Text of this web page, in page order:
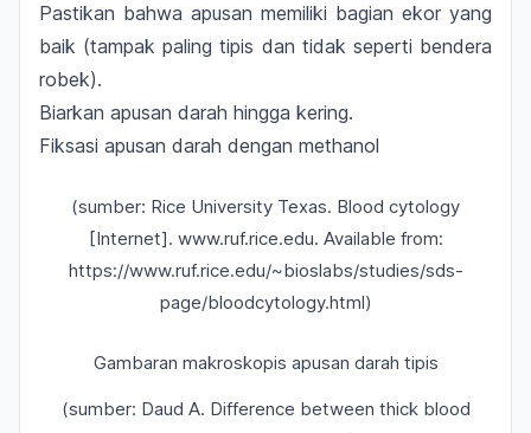
Pastikan bahwa apusan memiliki bagian ekor yang
baik (tampak paling tipis dan tidak seperti bendera
robek).
Biarkan apusan darah hingga kering.
Fiksasi apusan darah dengan methanol
(sumber: Rice University Texas. Blood cytology
[Internet]. www.ruf.rice.edu. Available from:
https://www.ruf.rice.edu/~bioslabs/studies/sds-
page/bloodcytology.html)
Gambaran makroskopis apusan darah tipis
(sumber: Daud A. Difference between thick blood